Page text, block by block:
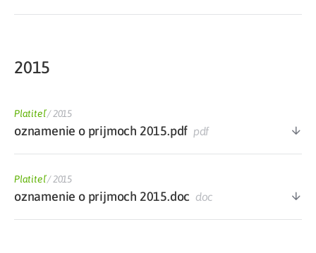
2015
Platiteľ/2015
oznamenie o prijmoch 2015.pdf pdf
Platiteľ/2015
oznamenie o prijmoch 2015.doc doc